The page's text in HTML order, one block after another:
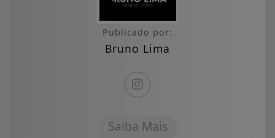
Publicado por:
Bruno Lima
Saiba Mais